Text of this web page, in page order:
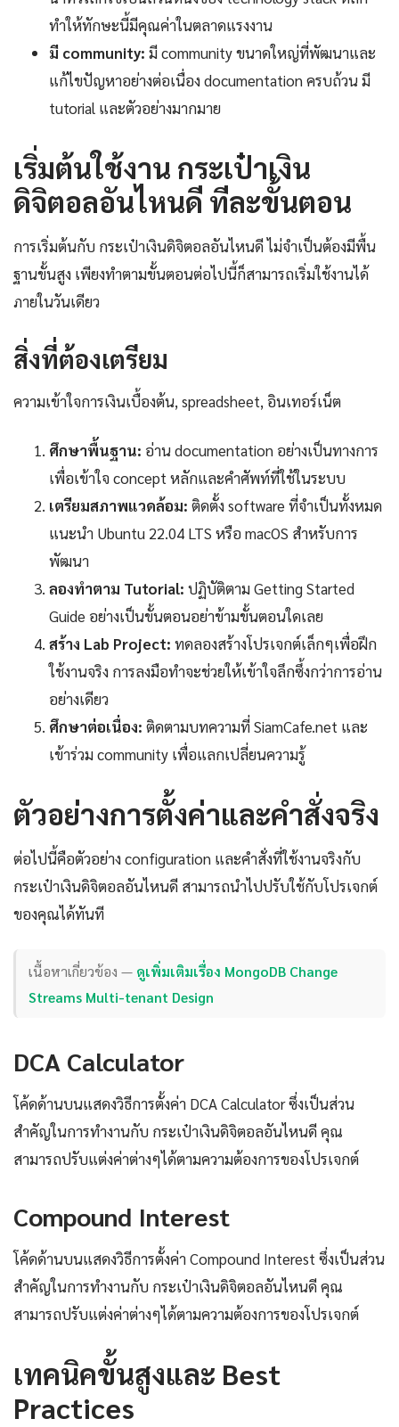
ทำให้ทักษะนี้มีคุณค่าในตลาดแรงงาน
มี community: มี community ขนาดใหญ่ที่พัฒนาและ
แก้ไขปัญหาอย่างต่อเนื่อง documentation ครบถ้วน มี
tutorial และตัวอย่างมากมาย
เริ่มต้นใช้งาน กระเป๋าเงิน
ดิจิตอลอันไหนดี ทีละขั้นตอน
การเริ่มต้นกับ กระเป๋าเงินดิจิตอลอันไหนดี ไม่จำเป็นต้องมีพื้น
ฐานขั้นสูง เพียงทำตามขั้นตอนต่อไปนี้ก็สามารถเริ่มใช้งานได้
ภายในวันเดียว
สิ่งที่ต้องเตรียม
ความเข้าใจการเงินเบื้องต้น, spreadsheet, อินเทอร์เน็ต
ศึกษาพื้นฐาน: อ่าน documentation อย่างเป็นทางการ
เพื่อเข้าใจ concept หลักและคำศัพท์ที่ใช้ในระบบ
เตรียมสภาพแวดล้อม: ติดตั้ง software ที่จำเป็นทั้งหมด
แนะนำ Ubuntu 22.04 LTS หรือ macOS สำหรับการ
พัฒนา
ลองทำตาม Tutorial: ปฏิบัติตาม Getting Started
Guide อย่างเป็นขั้นตอนอย่าข้ามขั้นตอนใดเลย
สร้าง Lab Project: ทดลองสร้างโปรเจกต์เล็กๆเพื่อฝึก
ใช้งานจริง การลงมือทำจะช่วยให้เข้าใจลึกซึ้งกว่าการอ่าน
อย่างเดียว
ศึกษาต่อเนื่อง: ติดตามบทความที่ SiamCafe.net และ
เข้าร่วม community เพื่อแลกเปลี่ยนความรู้
ตัวอย่างการตั้งค่าและคำสั่งจริง
ต่อไปนี้คือตัวอย่าง configuration และคำสั่งที่ใช้งานจริงกับ
กระเป๋าเงินดิจิตอลอันไหนดี สามารถนำไปปรับใช้กับโปรเจกต์
ของคุณได้ทันที
เนื้อหาเกี่ยวข้อง — ดูเพิ่มเติมเรื่อง MongoDB Change
Streams Multi-tenant Design
DCA Calculator
โค้ดด้านบนแสดงวิธีการตั้งค่า DCA Calculator ซึ่งเป็นส่วน
สำคัญในการทำงานกับ กระเป๋าเงินดิจิตอลอันไหนดี คุณ
สามารถปรับแต่งค่าต่างๆได้ตามความต้องการของโปรเจกต์
Compound Interest
โค้ดด้านบนแสดงวิธีการตั้งค่า Compound Interest ซึ่งเป็นส่วน
สำคัญในการทำงานกับ กระเป๋าเงินดิจิตอลอันไหนดี คุณ
สามารถปรับแต่งค่าต่างๆได้ตามความต้องการของโปรเจกต์
เทคนิคขั้นสูงและ Best
Practices